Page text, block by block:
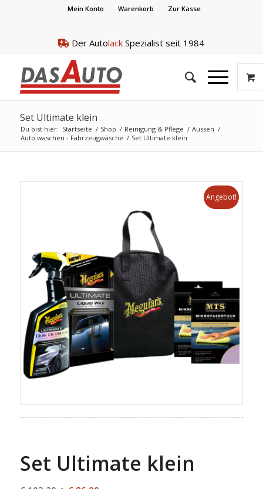
Mein Konto Warenkorb Zur Kasse
Der Autolack Spezialist seit 1984
Set Ultimate klein
Du bist hier: Startseite / Shop / Reinigung & Pflege / Aussen /
Auto waschen - Fahrzeugwäsche / Set Ultimate klein
Angebot!
Set Ultimate klein